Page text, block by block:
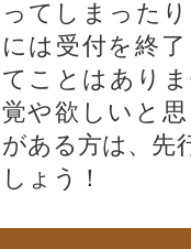
ってしまった
には受付を終
てことはあり
覚や欲しいと
がある方は、先
しょう！